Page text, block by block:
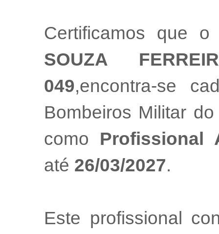
Certificamos que
SOUZA
049,encontra-se
Bombeiros Militar
como Profissional
até 26/03/2027.
Este profissional